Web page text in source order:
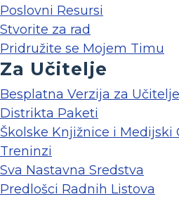
Poslovni Resursi
Stvorite za rad
Pridružite se Mojem Timu
Za Učitelje
Besplatna Verzija za Učitelje
Distrikta Paketi
Školske Knjižnice i Medijski
Treninzi
Sva Nastavna Sredstva
Predlošci Radnih Listova